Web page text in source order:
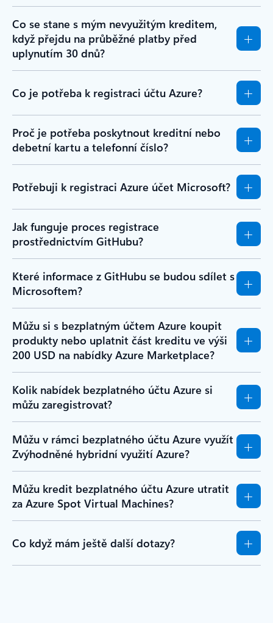
Co se stane s mým nevyužitým kreditem,
když přejdu na průběžné platby před
uplynutím 30 dnů?
Co je potřeba k registraci účtu Azure?
Proč je potřeba poskytnout kreditní nebo
debetní kartu a telefonní číslo?
Potřebuji k registraci Azure účet Microsoft?
Jak funguje proces registrace
prostřednictvím GitHubu?
Které informace z GitHubu se budou sdílet s
Microsoftem?
Můžu si s bezplatným účtem Azure koupit
produkty nebo uplatnit část kreditu ve výši
200 USD na nabídky Azure Marketplace?
Kolik nabídek bezplatného účtu Azure si
můžu zaregistrovat?
Můžu v rámci bezplatného účtu Azure využít
Zvýhodněné hybridní využití Azure?
Můžu kredit bezplatného účtu Azure utratit
za Azure Spot Virtual Machines?
Co když mám ještě další dotazy?